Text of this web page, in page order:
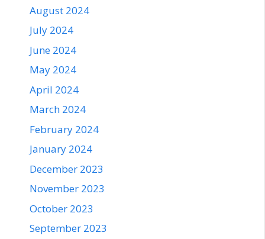
August 2024
July 2024
June 2024
May 2024
April 2024
March 2024
February 2024
January 2024
December 2023
November 2023
October 2023
September 2023